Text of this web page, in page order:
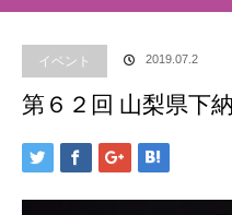
イベント 2019.07.2
第６２回 山梨県下